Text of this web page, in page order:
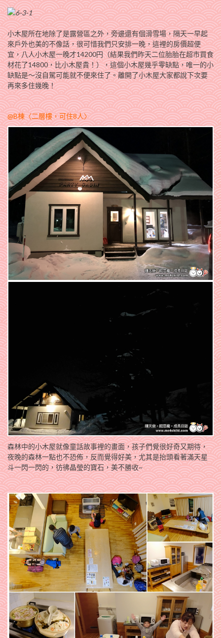
小木屋所在地除了是露營區之外，旁邊還有個滑雪場，隔天一早起
來戶外也美的不像話，很可惜我們只安排一晚，這裡的房價超便
宜，八人小木屋一晚才14200円（結果我們昨天二位胎胎在超市買食
材花了14800，比小木屋貴！），這個小木屋幾乎零缺點，唯一的小
缺點是～沒自駕可能就不便來住了。離開了小木屋大家都說下次要
再來多住幾晚！
@B棟〈二層樓，可住8人〉
森林中的小木屋就像童話故事裡的畫面，孩子們覺很好奇又期待，
夜晚的森林一點也不恐佈，反而覺得好美，尤其是抬頭看著滿天星
斗一閃一閃的，彷彿晶瑩的寶石，美不勝收~